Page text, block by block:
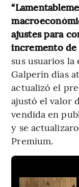
ajustes para
incremento de
sus usuarios
Galperín días
actualizó el
ajustó el valor
vendida en
y se
Premium.